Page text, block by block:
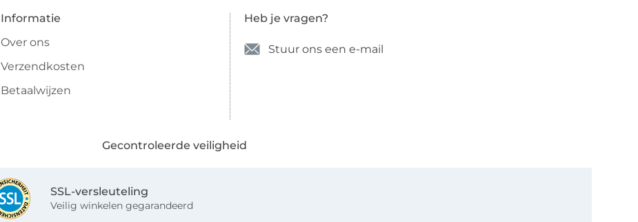
Informatie
Over ons
Verzendkosten
Betaalwijzen
Heb je vragen?
Stuur ons een e-mail
Gecontroleerde veiligheid
SSL-versleuteling
Veilig winkelen gegarandeerd